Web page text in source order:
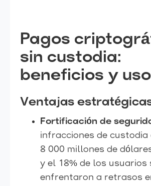
Pagos
sin custodia:
beneficios y uso
Ventajas
Fortificación de
infracciones de
8 000 millones de
y el 18% de los usuarios
enfrentaron a retrasos